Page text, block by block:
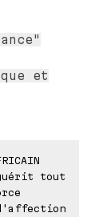
et
tout